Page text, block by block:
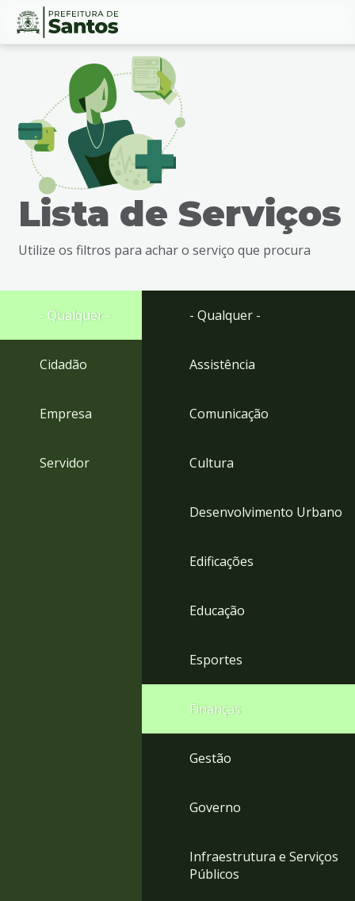
Ir
busca
Ir
rodapé
Conteúdo
Lista de Serviços
Utilize os filtros para achar o serviço que procura
- Qualquer -
Cidadão
Empresa
Servidor
- Qualquer -
Assistência
Comunicação
Cultura
Desenvolvimento Urbano
Edificações
Educação
Esportes
Finanças
Gestão
Governo
Infraestrutura e Serviços
Públicos